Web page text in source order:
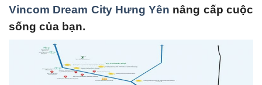
Vincom Dream City Hưng Yên nâng cấp cuộc
sống của bạn.